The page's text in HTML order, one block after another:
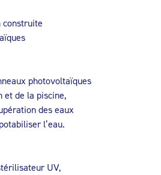
construite
photovoltaïques
et de la piscine,
des eaux
l’eau.
UV,